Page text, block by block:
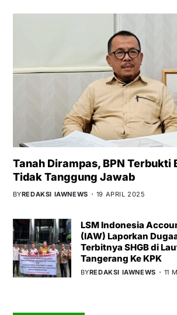
Tanah Dirampas, BPN Terbukti
Tidak Tanggung Jawab
BYREDAKSI IAWNEWS 19 APRIL 2025
LSM Indonesia
(IAW) Laporkan
Terbitnya SHGB di
Tangerang Ke KPK
BYREDAKSI IAWNEWS 11